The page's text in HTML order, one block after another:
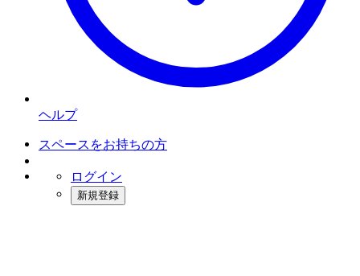
ヘルプ
スペースをお持ちの方
ログイン
新規登録